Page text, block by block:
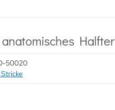
anatomisches Halfter
50020